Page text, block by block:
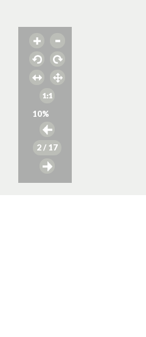
10%
2/ 17